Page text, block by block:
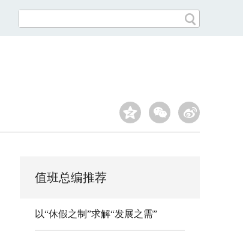
值班总编推荐
以“休假之制”求解“发展之需”